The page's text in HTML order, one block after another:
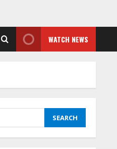
WATCH NEWS